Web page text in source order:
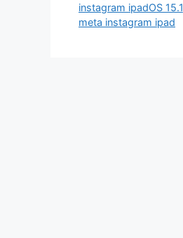
g
o
s
instagram ipadOS 15.1
meta instagram ipad